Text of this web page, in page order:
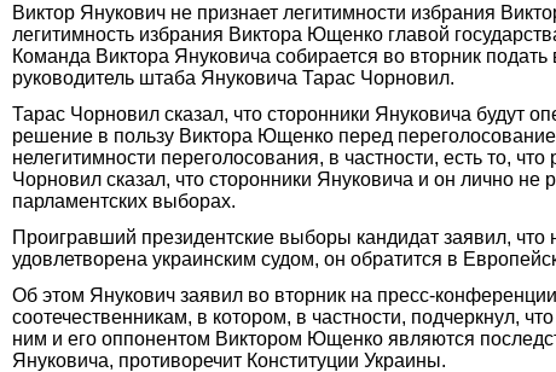
Виктор Янукович не признает легитимности избрания
легитимность избрания Виктора Ющенко главой
Команда Виктора Януковича собирается во вторник
руководитель штаба Януковича Тарас Чорновил.
Тарас Чорновил сказал, что сторонники Януковича будут
решение в пользу Виктора Ющенко перед
нелегитимности переголосования, в частности, есть то,
Чорновил сказал, что сторонники Януковича и он лично
парламентских выборах.
Проигравший президентские выборы кандидат заявил, что
удовлетворена украинским судом, он обратится в
Об этом Янукович заявил во вторник на пресс-
соотечественникам, в котором, в частности, подчеркнул,
ним и его оппонентом Виктором Ющенко являются
Януковича, противоречит Конституции Украины.